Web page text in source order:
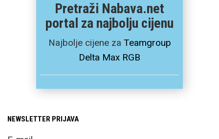
Pretraži Nabava.net
portal za najbolju cijenu
Najbolje cijene za Teamgroup
Delta Max RGB
NEWSLETTER PRIJAVA